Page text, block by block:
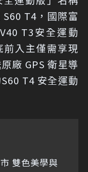
T4，國際富
T3安全運動
入主僅需享現
廠 GPS 衛星導
T4 安全運動
雙色美學與